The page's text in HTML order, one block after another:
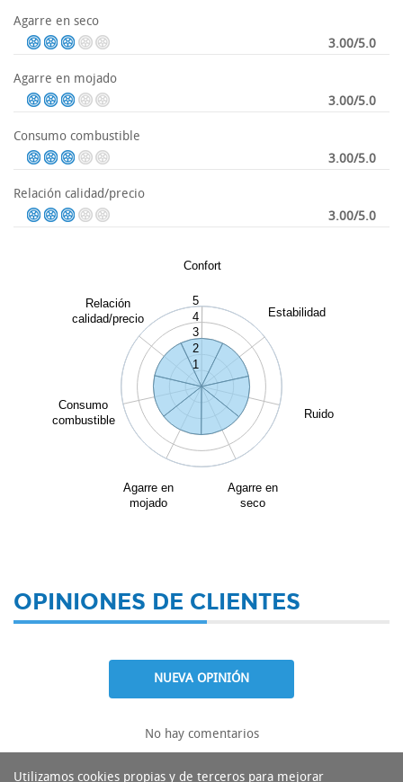
Agarre en seco
3.00/5.0
Agarre en mojado
3.00/5.0
Consumo combustible
3.00/5.0
Relación calidad/precio
3.00/5.0
Confort
Estabilidad
Ruido
Agarre en
seco
Agarre en
mojado
Consumo
combustible
Relación
calidad/precio
1
2
3
4
5
OPINIONES DE CLIENTES
NUEVA OPINIÓN
No hay comentarios
Utilizamos cookies propias y de terceros para mejorar